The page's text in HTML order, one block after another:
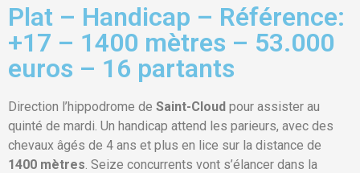
Plat – Handicap – Référence:
+17 – 1400 mètres – 53.000
euros – 16 partants
Direction l’hippodrome de Saint-Cloud pour assister au
quinté de mardi. Un handicap attend les parieurs, avec des
chevaux âgés de 4 ans et plus en lice sur la distance de
1400 mètres . Seize concurrents vont s’élancer dans la